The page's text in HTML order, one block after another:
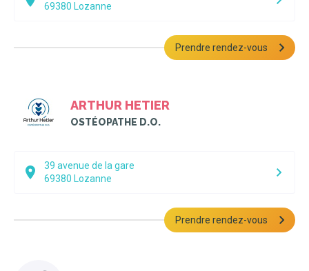
69380 Lozanne
Prendre rendez-vous
ARTHUR HETIER
OSTÉOPATHE D.O.
39 avenue de la gare
69380 Lozanne
Prendre rendez-vous